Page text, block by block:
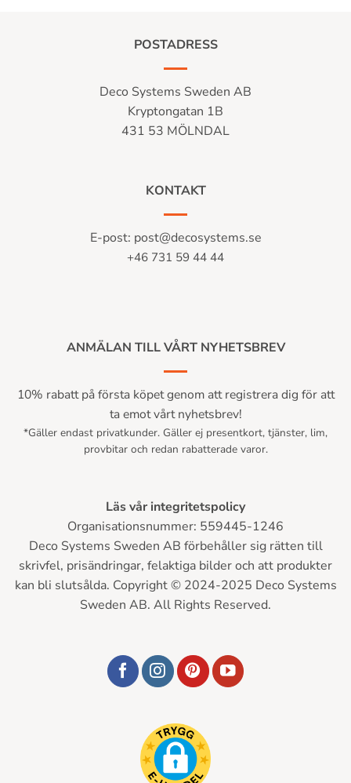
POSTADRESS
Deco Systems Sweden AB
Kryptongatan 1B
431 53 MÖLNDAL
KONTAKT
E-post: post@decosystems.se
+46 731 59 44 44
ANMÄLAN TILL VÅRT NYHETSBREV
10% rabatt på första köpet genom att registrera dig för att
ta emot vårt nyhetsbrev!
*Gäller endast privatkunder. Gäller ej presentkort, tjänster, lim,
provbitar och redan rabatterade varor.
Läs vår integritetspolicy
Organisationsnummer: 559445-1246
Deco Systems Sweden AB förbehåller sig rätten till
skrivfel, prisändringar, felaktiga bilder och att produkter
kan bli slutsålda. Copyright © 2024-2025 Deco Systems
Sweden AB. All Rights Reserved.